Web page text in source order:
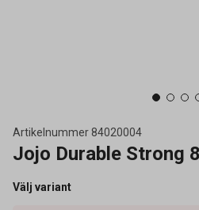
Artikelnummer 84020004
Jojo Durable Strong
Välj variant